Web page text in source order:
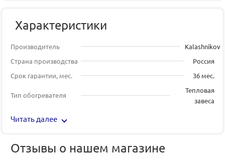
Характеристики
Производитель
Kalashnikov
Страна производства
Россия
Срок гарантии, мес.
36 мес.
Тип обогревателя
Тепловая
завеса
Читать далее
Отзывы о нашем магазине